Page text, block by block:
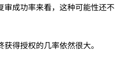
成功率来看，这种可能性还不
得授权的几率依然很大。